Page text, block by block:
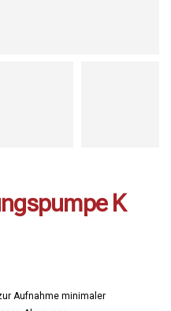
K
Aufnahme minimaler